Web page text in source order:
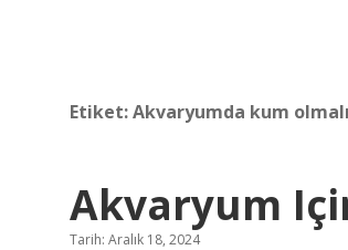
Etiket:Akvaryumda kum
Akvaryum
Tarih: Aralık 18, 2024